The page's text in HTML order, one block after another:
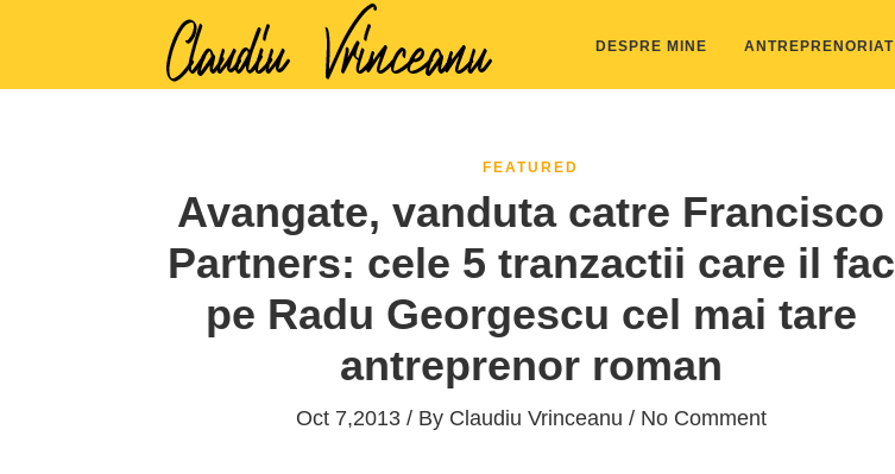
DESPRE MINE ANTREPRENORIAT
FEATURED
Avangate, vanduta catre Francisco
Partners: cele 5 tranzactii care il fac
pe Radu Georgescu cel mai tare
antreprenor roman
Oct 7,2013 / By Claudiu Vrinceanu / No Comment